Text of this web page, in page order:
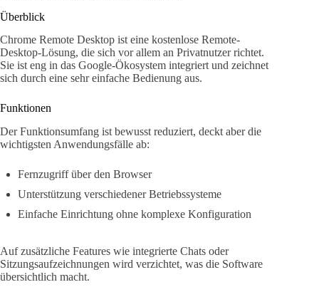
Überblick
Chrome Remote Desktop ist eine kostenlose Remote-
Desktop-Lösung, die sich vor allem an Privatnutzer richtet.
Sie ist eng in das Google-Ökosystem integriert und zeichnet
sich durch eine sehr einfache Bedienung aus.
Funktionen
Der Funktionsumfang ist bewusst reduziert, deckt aber die
wichtigsten Anwendungsfälle ab:
Fernzugriff über den Browser
Unterstützung verschiedener Betriebssysteme
Einfache Einrichtung ohne komplexe Konfiguration
Auf zusätzliche Features wie integrierte Chats oder
Sitzungsaufzeichnungen wird verzichtet, was die Software
übersichtlich macht.